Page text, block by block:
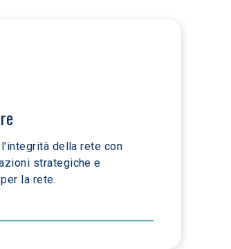
della rete con
strategiche e
la rete.